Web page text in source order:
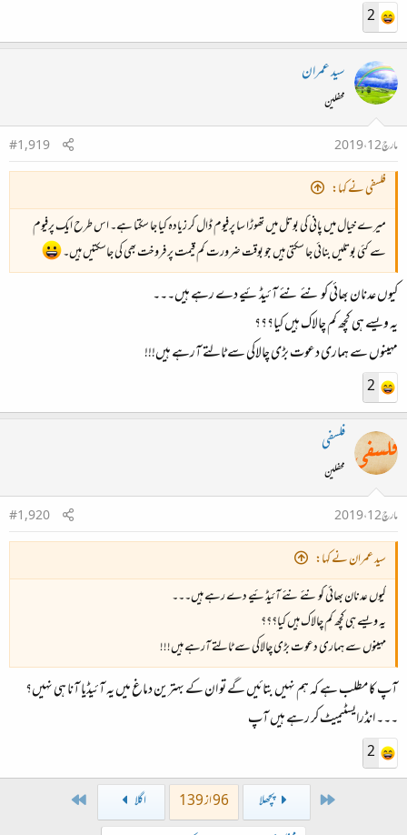
2
سید عمران
محفلین
مارچ 12، 2019
#1,919
فلسفی نے کہا:
میرے خیال میں پانی کی بوتل میں تھوڑا سا پرفیوم ڈال کر زیادہ کیا جا سکتا ہے۔ اس طرح ایک پرفیوم
سے کئی بوتلیں بنائی جا سکتی ہیں جو بوقت ضرورت کم قیمت پر فروخت بھی کی جاسکتیں ہیں۔
کیوں عدنان بھائی کو نئے نئے آئیڈئیے دے رہے ہیں۔۔۔
یہ ویسے ہی کچھ کم چالاک ہیں کیا؟؟؟
مہینوں سے ہماری دعوت بڑی چالاکی سے ٹالتے آرہے ہیں!!!
2
فلسفی
محفلین
مارچ 12، 2019
#1,920
سید عمران نے کہا:
کیوں عدنان بھائی کو نئے نئے آئیڈئیے دے رہے ہیں۔۔۔
یہ ویسے ہی کچھ کم چالاک ہیں کیا؟؟؟
مہینوں سے ہماری دعوت بڑی چالاکی سے ٹالتے آرہے ہیں!!!
آپ کا مطلب ہے کہ ہم نہیں بتائیں گے تو ان کے بہترین دماغ میں یہ آئیڈیا آنا ہی نہیں؟
۔۔۔ انڈرایسٹیمیٹ کر رہے ہیں آپ
2
First
پچھلا 96 از 139 اگلا